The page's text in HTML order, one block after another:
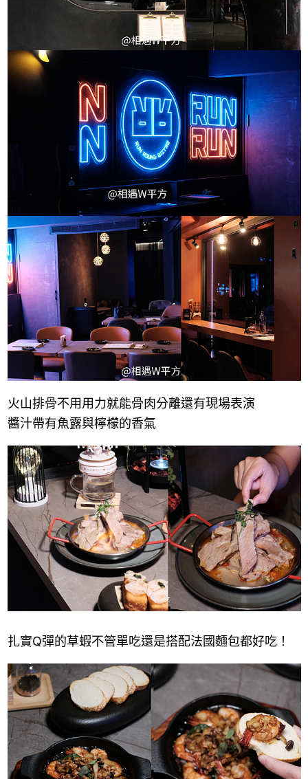
火山排骨不用用力就能骨肉分離還有現場表演
醬汁帶有魚露與檸檬的香氣
扎實Q彈的草蝦不管單吃還是搭配法國麵包都好吃！